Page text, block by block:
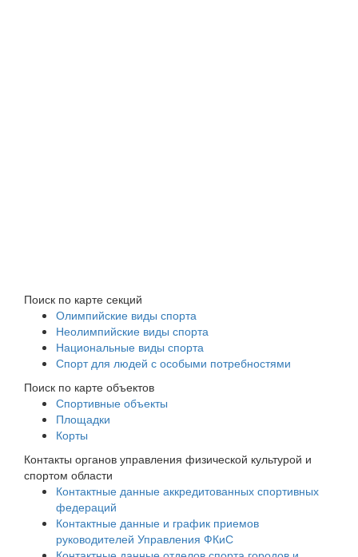
Поиск по карте секций
Олимпийские виды спорта
Неолимпийские виды спорта
Национальные виды спорта
Спорт для людей с особыми потребностями
Поиск по карте объектов
Спортивные объекты
Площадки
Корты
Контакты органов управления физической культурой и
спортом области
Контактные данные аккредитованных спортивных
федераций
Контактные данные и график приемов
руководителей Управления ФКиС